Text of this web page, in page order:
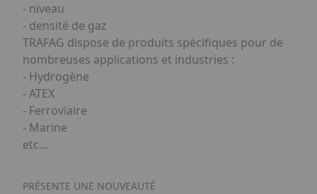
- niveau
- densité de gaz
TRAFAG dispose de produits spécifiques pour de
nombreuses applications et industries :
- Hydrogène
- ATEX
- Ferroviaire
- Marine
etc...
PRÉSENTE UNE NOUVEAUTÉ